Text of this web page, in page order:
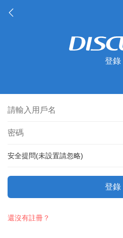
登錄
安全提問(未設置請忽略)
登錄
還沒有註冊？